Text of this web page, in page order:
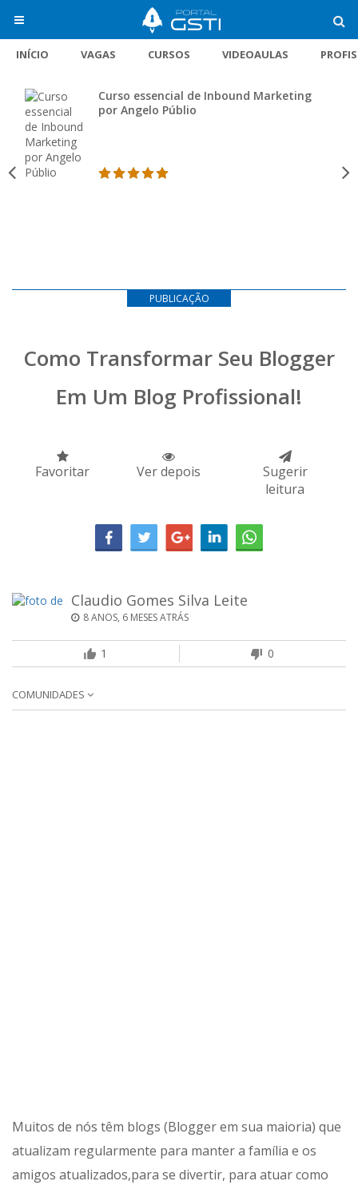
INÍCIO VAGAS CURSOS VIDEOAULAS
Curso essencial de Inbound Marketing
por Angelo Públio
PUBLICAÇÃO
Como Transformar Seu Blogger
Em Um Blog Profissional!
Favoritar Ver depois
Sugerir
leitura
Claudio Gomes Silva Leite
8 ANOS, 6 MESES ATRÁS
1 0
COMUNIDADES
Muitos de nós têm blogs (Blogger em sua maioria) que
atualizam regularmente para manter a família e os
amigos atualizados,para se divertir, para atuar como